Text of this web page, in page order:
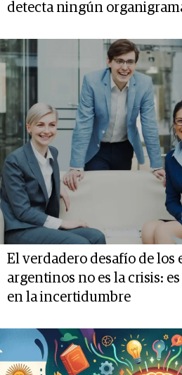
detecta ningún
El verdadero desafío de los
argentinos no es la crisis:
en la incertidumbre